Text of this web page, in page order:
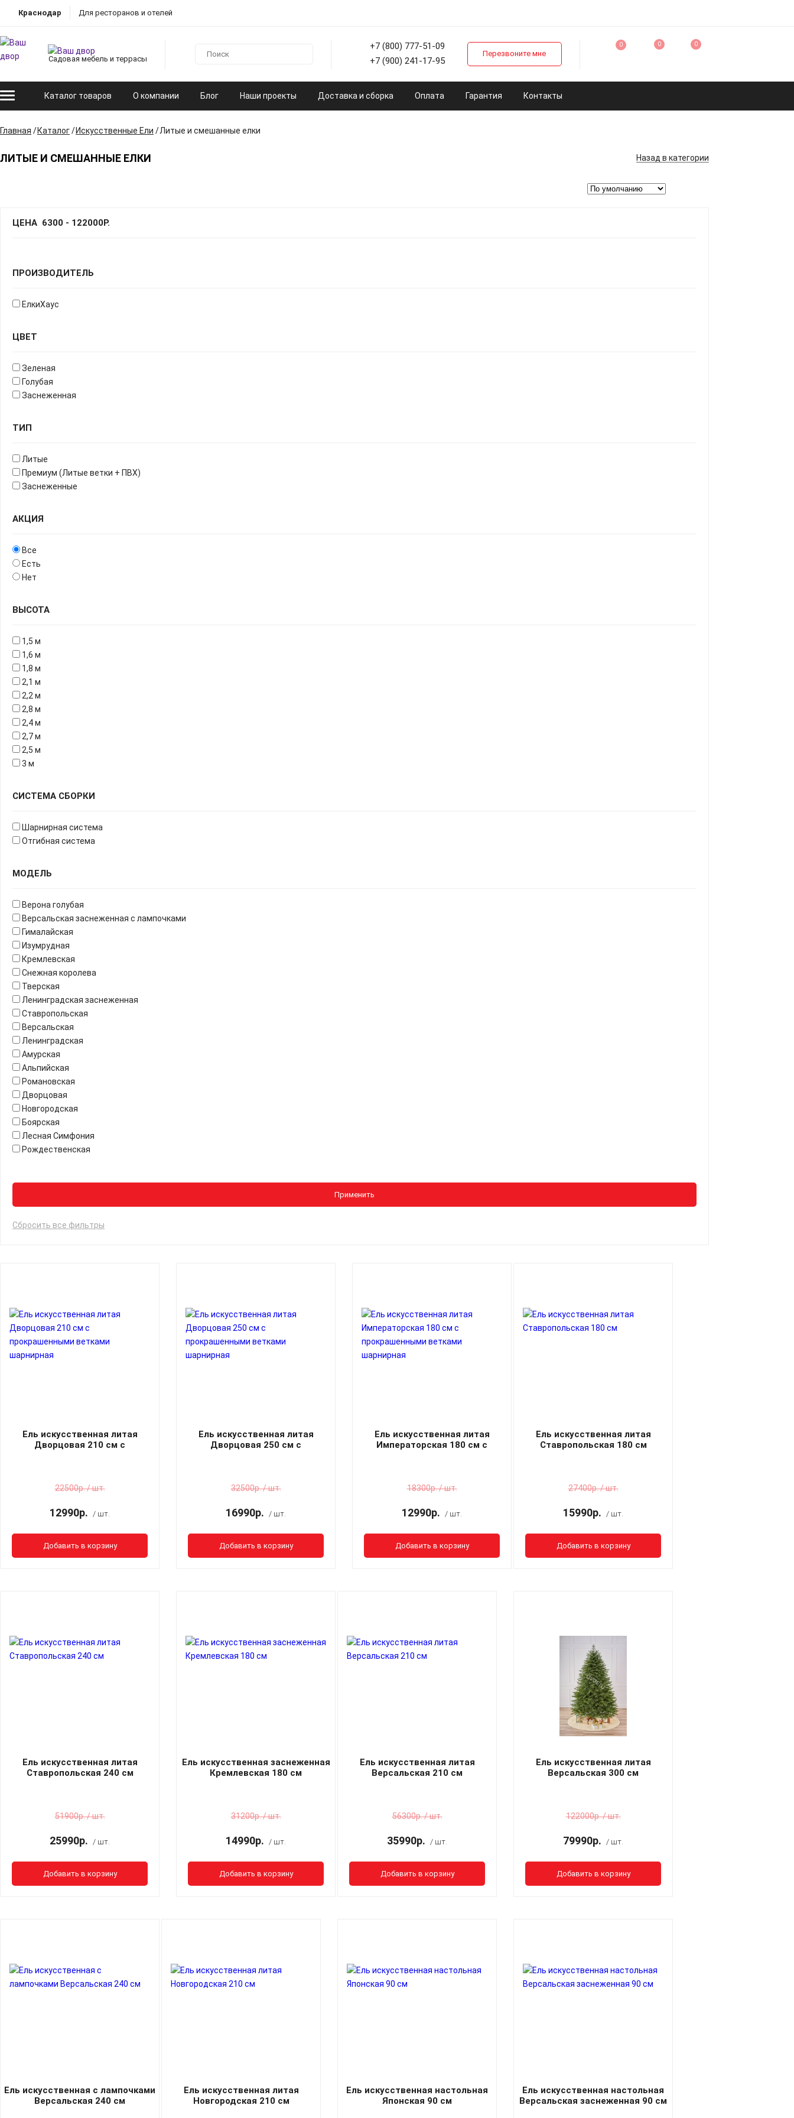
Краснодар Для ресторанов и отелей
Садовая мебель и террасы
+7 (800) 777-51-09
+7 (900) 241-17-95
Перезвоните мне
0 0 0
Каталог товаров О компании Блог Наши проекты Доставка и сборка Оплата Гарантия Контакты
Главная Каталог Искусственные Ели Литые и смешанные елки
ЛИТЫЕ И СМЕШАННЫЕ ЕЛКИ Назад в категории
ЦЕНА 6300 - 122000Р.
ПРОИЗВОДИТЕЛЬ
ЕлкиХаус
ЦВЕТ
Зеленая
Голубая
Заснеженная
ТИП
Литые
Премиум (Литые ветки + ПВХ)
Заснеженные
АКЦИЯ
Все
Есть
Нет
ВЫСОТА
1,5 м
1,6 м
1,8 м
2,1 м
2,2 м
2,8 м
2,4 м
2,7 м
2,5 м
3 м
СИСТЕМА СБОРКИ
Шарнирная система
Отгибная система
МОДЕЛЬ
Верона голубая
Версальская заснеженная с лампочками
Гималайская
Изумрудная
Кремлевская
Снежная королева
Тверская
Ленинградская заснеженная
Ставропольская
Версальская
Ленинградская
Амурская
Альпийская
Романовская
Дворцовая
Новгородская
Боярская
Лесная Симфония
Рождественская
Применить
Сбросить все фильтры
Ель искусственная литая
Дворцовая 210 см с
22500р. / шт.
12990р. / шт.
Добавить в корзину
Ель искусственная литая
Дворцовая 250 см с
32500р. / шт.
16990р. / шт.
Добавить в корзину
Ель искусственная литая
Императорская 180 см с
18300р. / шт.
12990р. / шт.
Добавить в корзину
Ель искусственная литая
Ставропольская 180 см
27400р. / шт.
15990р. / шт.
Добавить в корзину
Ель искусственная литая
Ставропольская 240 см
51900р. / шт.
25990р. / шт.
Добавить в корзину
Ель искусственная заснеженная
Кремлевская 180 см
31200р. / шт.
14990р. / шт.
Добавить в корзину
Ель искусственная литая
Версальская 210 см
56300р. / шт.
35990р. / шт.
Добавить в корзину
Ель искусственная литая
Версальская 300 см
122000р. / шт.
79990р. / шт.
Добавить в корзину
Ель искусственная с лампочками
Версальская 240 см
Ель искусственная литая
Новгородская 210 см
Ель искусственная настольная
Японская 90 см
Ель искусственная настольная
Версальская заснеженная 90 см